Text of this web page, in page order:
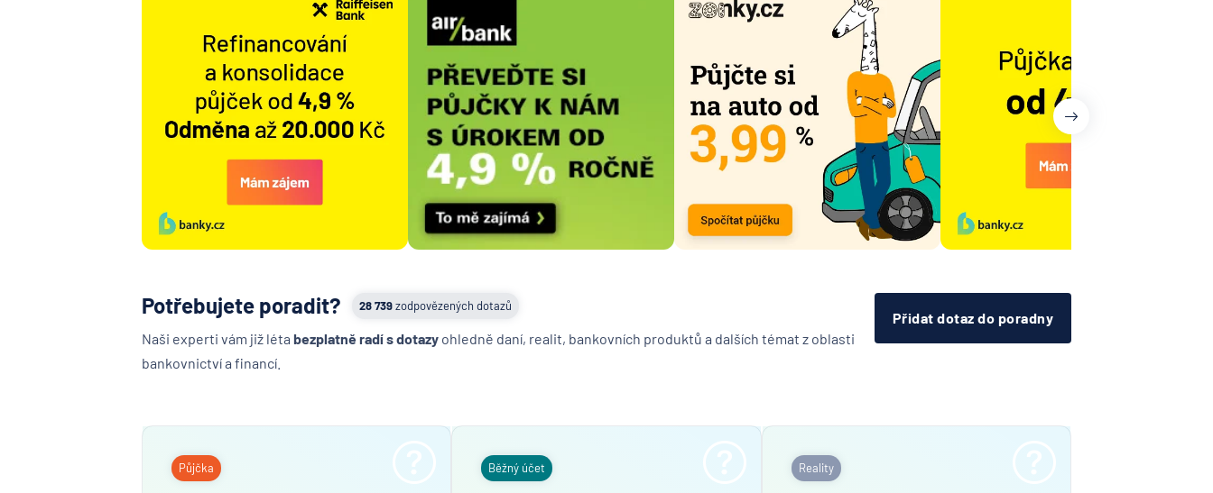
MONETA
Money Bank
Raiffeisenbank
Stavební
spořitelna
České
spořitelny
28 739zodpovězených dotazů
Potřebujete poradit?
Naši experti vám již léta bezplatně radí s dotazy ohledně daní, realit, bankovních produktů a dalších témat z oblasti
bankovnictví a financí.
Přidat dotaz do poradny
Půjčka Běžný účet Reality